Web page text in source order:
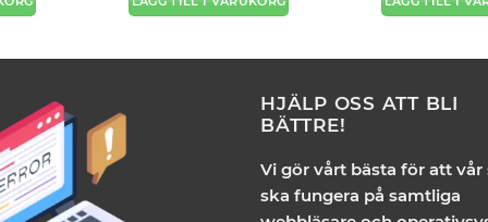
HJÄLP OSS ATT BLI
BÄTTRE!
Vi gör vårt bästa för att vår
ska fungera på samtliga